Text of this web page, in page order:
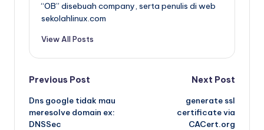
“OB” disebuah company, serta penulis di web
sekolahlinux.com
View All Posts
Post
navigation
Previous Post
Dns google tidak mau
meresolve domain ex:
DNSSec
Next Post
generate ssl
certificate via
CACert.org